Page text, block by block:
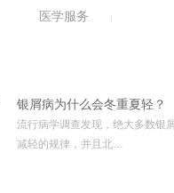
医学服务
银屑病为什么会冬重夏轻？
流行病学调查发现，绝大多数银
减轻的规律，并且北…